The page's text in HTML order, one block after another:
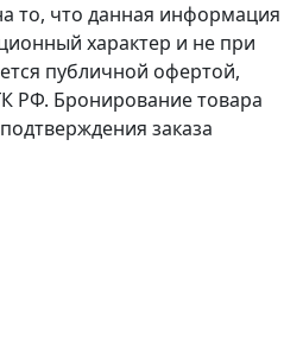
то, что данная информация
характер и не при
публичной офертой,
РФ. Бронирование товара
заказа